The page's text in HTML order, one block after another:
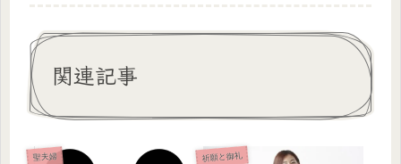
関連記事
聖夫婦 祈願と御礼